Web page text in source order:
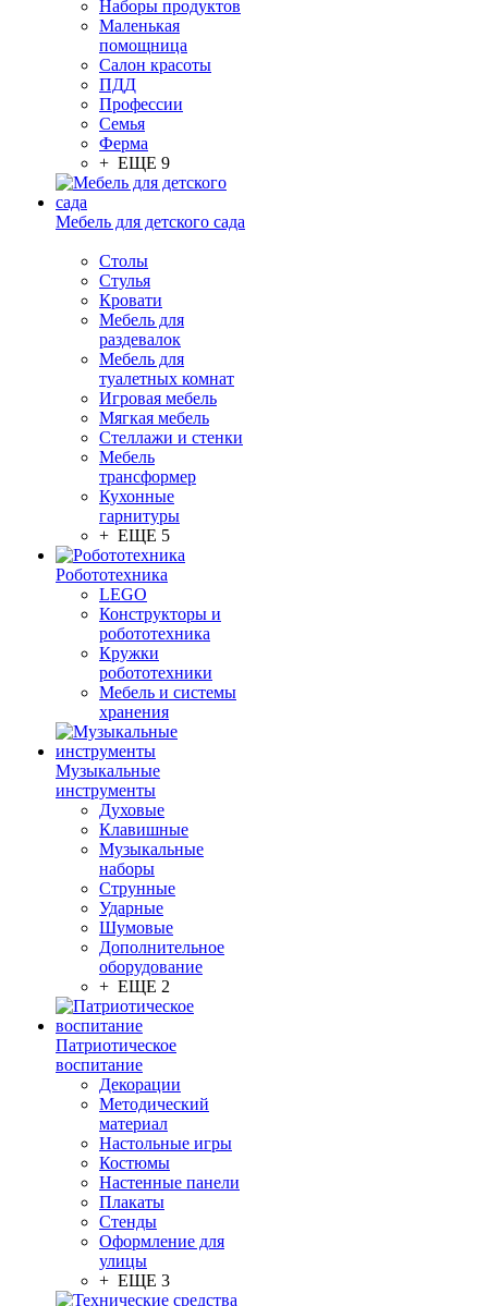
Наборы продуктов
Маленькая
помощница
Салон красоты
ПДД
Профессии
Семья
Ферма
+ ЕЩЕ 9
Мебель для детского сада
Столы
Cтулья
Кровати
Мебель для
раздевалок
Мебель для
туалетных комнат
Игровая мебель
Мягкая мебель
Стеллажи и стенки
Мебель
трансформер
Кухонные
гарнитуры
+ ЕЩЕ 5
Робототехника
LEGO
Конструкторы и
робототехника
Кружки
робототехники
Мебель и системы
хранения
Музыкальные
инструменты
Духовые
Клавишные
Музыкальные
наборы
Струнные
Ударные
Шумовые
Дополнительное
оборудование
+ ЕЩЕ 2
Патриотическое
воспитание
Декорации
Методический
материал
Настольные игры
Костюмы
Настенные панели
Плакаты
Стенды
Оформление для
улицы
+ ЕЩЕ 3